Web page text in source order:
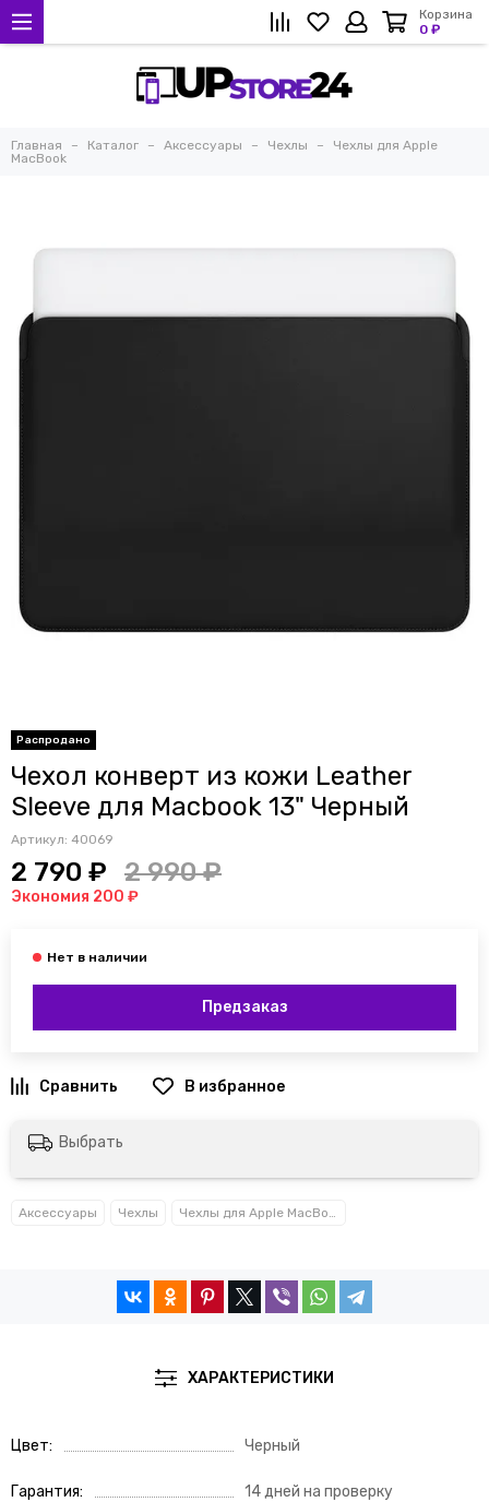
Корзина
0 ₽
Главная Каталог Аксессуары Чехлы
Чехлы для Apple
MacBook
Распродано
Чехол конверт из кожи Leather
Sleeve для Macbook 13" Черный
Артикул: 40069
2 790 ₽ 2 990 ₽
Экономия 200 ₽
Предзаказ
Выбрать
Аксессуары Чехлы Чехлы для Apple MacBook
ХАРАКТЕРИСТИКИ
Цвет Черный
Гарантия
14 дней на проверку